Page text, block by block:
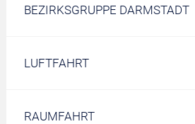
BEZIRKSGRUPPE DARMSTADT
LUFTFAHRT
RAUMFAHRT